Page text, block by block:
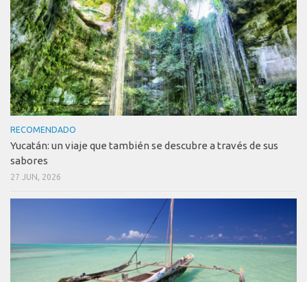
RECOMENDADO
Yucatán: un viaje que también se descubre a través de sus
sabores
27 JUN, 2026